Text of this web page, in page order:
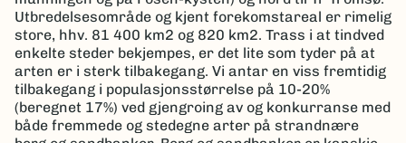
Utbredelsesområde og kjent forekomstareal er rimelig
store, hhv. 81 400 km2 og 820 km2. Trass i at tindved
enkelte steder bekjempes, er det lite som tyder på at
arten er i sterk tilbakegang. Vi antar en viss fremtidig
tilbakegang i populasjonsstørrelse på 10-20%
(beregnet 17%) ved gjengroing av og konkurranse med
både fremmede og stedegne arter på strandnære